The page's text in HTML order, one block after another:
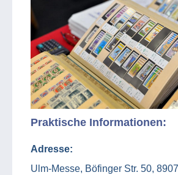
Praktische Informationen:
Adresse:
Ulm-Messe, Böfinger Str. 50,